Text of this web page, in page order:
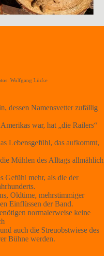
Wolfgang Lücke
dessen Namensvetter zufällig
war, hat „die Railers“
Lebensgefühl, das aufkommt,
Mühlen des Alltags allmählich
Gefühl mehr, als die der
Oldtime, mehrstimmiger
Einflüssen der Band.
normalerweise keine
auch die Streuobstwiese des
Bühne werden.